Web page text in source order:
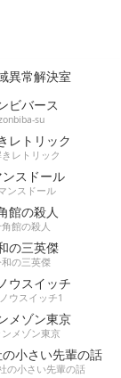
異常解決室
ビバース
su
レトリック
レトリック
ンスドール
ンスドール
館の殺人
館の殺人
の三英傑
の三英傑
ウスイッチ
ウスイッチ1
メゾン東京
ンメゾン東京
の小さい先輩の話
の小さい先輩の話